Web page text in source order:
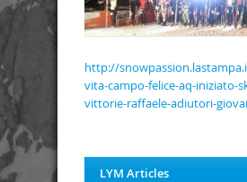
http://
vita-campo-felice-aq-iniziato-
vittorie-raffaele-adiutori-
LYM Articles